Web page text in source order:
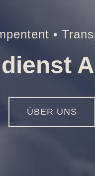
•
01516 - 113 55 44